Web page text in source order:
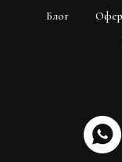
Блог